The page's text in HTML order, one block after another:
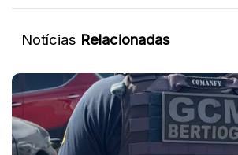
Notícias Relacionadas